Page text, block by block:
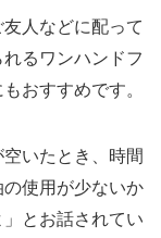
人などに配って
るワンハンドフ
おすすめです。
いたとき、時間
使用が少ないか
とお話されてい